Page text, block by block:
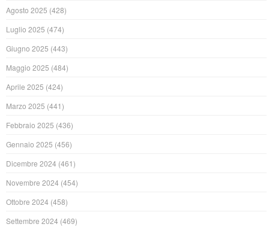
Agosto 2025 (428)
Luglio 2025 (474)
Giugno 2025 (443)
Maggio 2025 (484)
Aprile 2025 (424)
Marzo 2025 (441)
Febbraio 2025 (436)
Gennaio 2025 (456)
Dicembre 2024 (461)
Novembre 2024 (454)
Ottobre 2024 (458)
Settembre 2024 (469)